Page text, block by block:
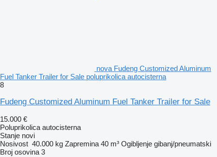
nova Fudeng Customized Aluminum
Fuel Tanker Trailer for Sale poluprikolica autocisterna
8
Fudeng Customized Aluminum Fuel Tanker Trailer for Sale
15.000 €
Poluprikolica autocisterna
Stanje novi
Nosivost 40.000 kg Zapremina 40 m³ Ogibljenje gibanj/pneumatski
Broj osovina 3